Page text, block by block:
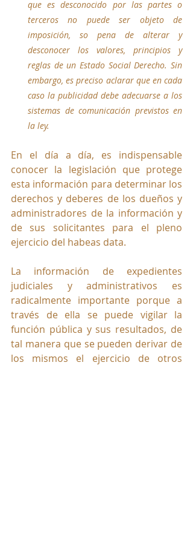
que es desconocido por las partes o
terceros no puede ser objeto de
imposición, so pena de alterar y
desconocer los valores, principios y
reglas de un Estado Social Derecho. Sin
embargo, es preciso aclarar que en cada
caso la publicidad debe adecuarse a los
sistemas de comunicación previstos en
la ley.
En el día a día, es indispensable
conocer la legislación que protege
esta información para determinar los
derechos y deberes de los dueños y
administradores de la información y
de sus solicitantes para el pleno
ejercicio del habeas data.
La información de expedientes
judiciales y administrativos es
radicalmente importante porque a
través de ella se puede vigilar la
función pública y sus resultados, de
tal manera que se pueden derivar de
los mismos el ejercicio de otros